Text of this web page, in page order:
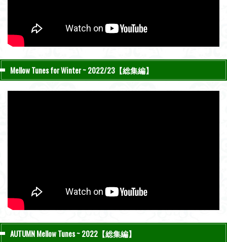
Mellow Tunes for Winter ~ 2022/23【総集編】
AUTUMN Mellow Tunes ~ 2022【総集編】